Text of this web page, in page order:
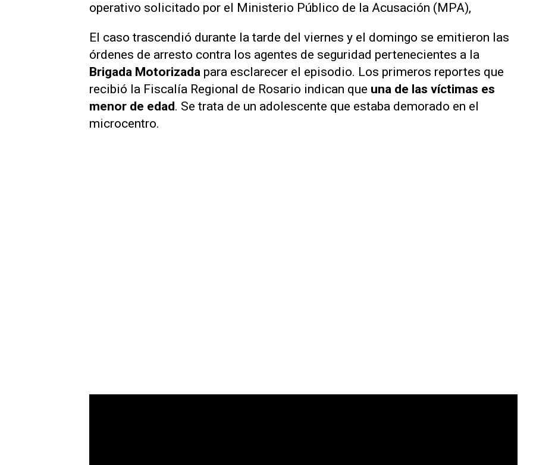
operativo solicitado por el Ministerio Público de la Acusación (MPA),
El caso trascendió durante la tarde del viernes y el domingo se emitieron las
órdenes de arresto contra los agentes de seguridad pertenecientes a la
Brigada Motorizada para esclarecer el episodio. Los primeros reportes que
recibió la Fiscalía Regional de Rosario indican que una de las víctimas es
menor de edad. Se trata de un adolescente que estaba demorado en el
microcentro.